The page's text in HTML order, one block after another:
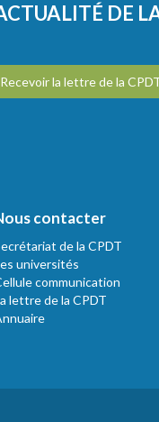
DE
Recevoir la lettre de la
contacter
de la CPDT
universités
communication
lettre de la CPDT